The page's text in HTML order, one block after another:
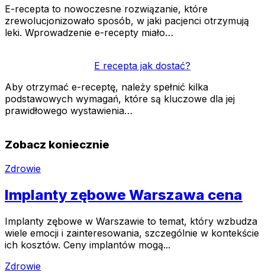
E-recepta to nowoczesne rozwiązanie, które
zrewolucjonizowało sposób, w jaki pacjenci otrzymują
leki. Wprowadzenie e-recepty miało…
E recepta jak dostać?
Aby otrzymać e-receptę, należy spełnić kilka
podstawowych wymagań, które są kluczowe dla jej
prawidłowego wystawienia…
Zobacz koniecznie
Zdrowie
Implanty zębowe Warszawa cena
Implanty zębowe w Warszawie to temat, który wzbudza
wiele emocji i zainteresowania, szczególnie w kontekście
ich kosztów. Ceny implantów mogą...
Zdrowie